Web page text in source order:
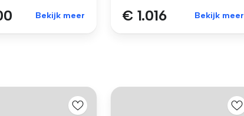
Bekijk meer € 1.016 Bekijk meer